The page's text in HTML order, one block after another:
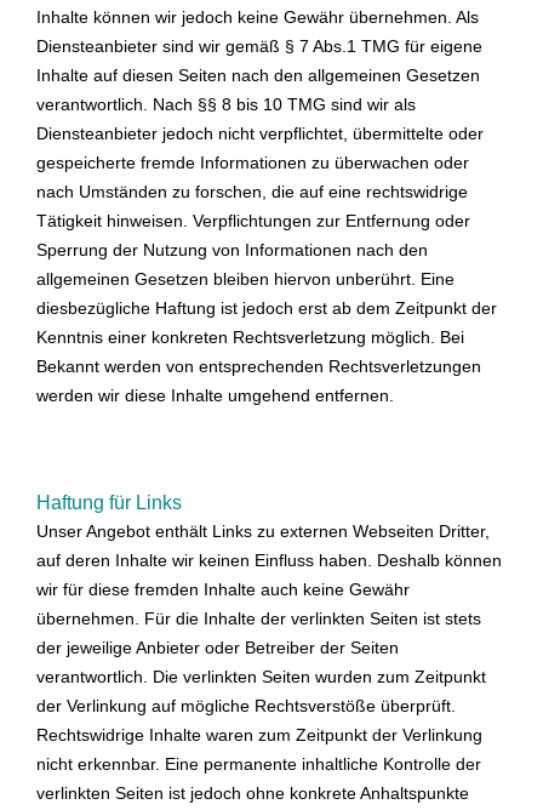
Inhalte können wir jedoch keine Gewähr übernehmen. Als
Diensteanbieter sind wir gemäß § 7 Abs.1 TMG für eigene
Inhalte auf diesen Seiten nach den allgemeinen Gesetzen
verantwortlich. Nach §§ 8 bis 10 TMG sind wir als
Diensteanbieter jedoch nicht verpflichtet, übermittelte oder
gespeicherte fremde Informationen zu überwachen oder
nach Umständen zu forschen, die auf eine rechtswidrige
Tätigkeit hinweisen. Verpflichtungen zur Entfernung oder
Sperrung der Nutzung von Informationen nach den
allgemeinen Gesetzen bleiben hiervon unberührt. Eine
diesbezügliche Haftung ist jedoch erst ab dem Zeitpunkt der
Kenntnis einer konkreten Rechtsverletzung möglich. Bei
Bekannt werden von entsprechenden Rechtsverletzungen
werden wir diese Inhalte umgehend entfernen.
Haftung für Links
Unser Angebot enthält Links zu externen Webseiten Dritter,
auf deren Inhalte wir keinen Einfluss haben. Deshalb können
wir für diese fremden Inhalte auch keine Gewähr
übernehmen. Für die Inhalte der verlinkten Seiten ist stets
der jeweilige Anbieter oder Betreiber der Seiten
verantwortlich. Die verlinkten Seiten wurden zum Zeitpunkt
der Verlinkung auf mögliche Rechtsverstöße überprüft.
Rechtswidrige Inhalte waren zum Zeitpunkt der Verlinkung
nicht erkennbar. Eine permanente inhaltliche Kontrolle der
verlinkten Seiten ist jedoch ohne konkrete Anhaltspunkte